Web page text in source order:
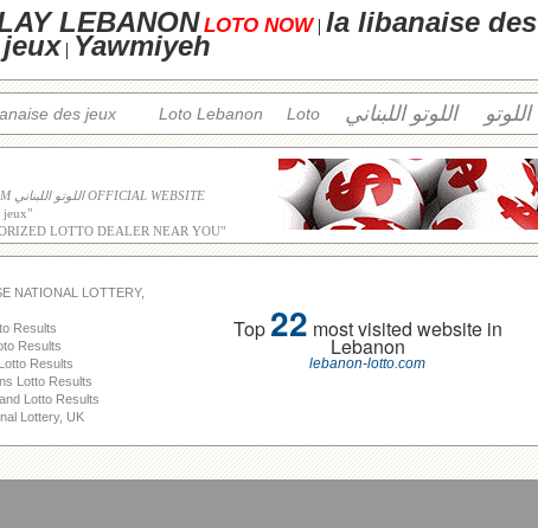
LEBANON LOTO NOW| la libanaise des
jeux| Yawmiyeh
des jeux Loto Lebanon Loto اللوتو اللبناني اللوتو
ALL WINNING NUMBERS & INFOS ARE FROM اللوتو اللبناني OFFICIAL WEBSITE
jeux"
LOTTO DEALER NEAR YOU"
NATIONAL LOTTERY,
Results
Results
Results
Lotto Results
Lotto Results
Lottery, UK
Top22 most visited website in
Lebanon
lebanon-lotto.com